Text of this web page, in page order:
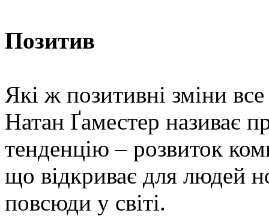
Позитив
Які ж позитивні зміни
Натан Ґаместер називає
тенденцію – розвиток
що відкриває для людей
повсюди у світі.